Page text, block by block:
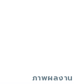
ภาพผลงาน